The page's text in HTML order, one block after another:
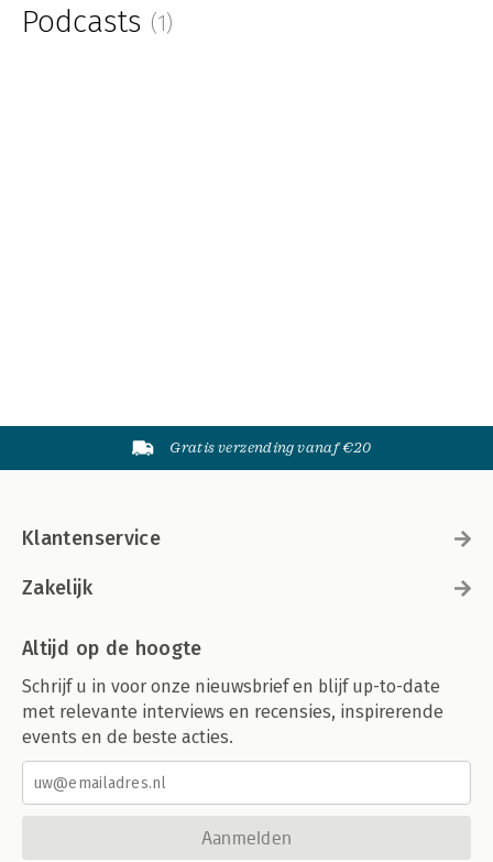
Podcasts (1)
Gratis verzending vanaf €20
Klantenservice
Zakelijk
Altijd op de hoogte
Schrijf u in voor onze nieuwsbrief en blijf up-to-date
met relevante interviews en recensies, inspirerende
events en de beste acties.
Aanmelden